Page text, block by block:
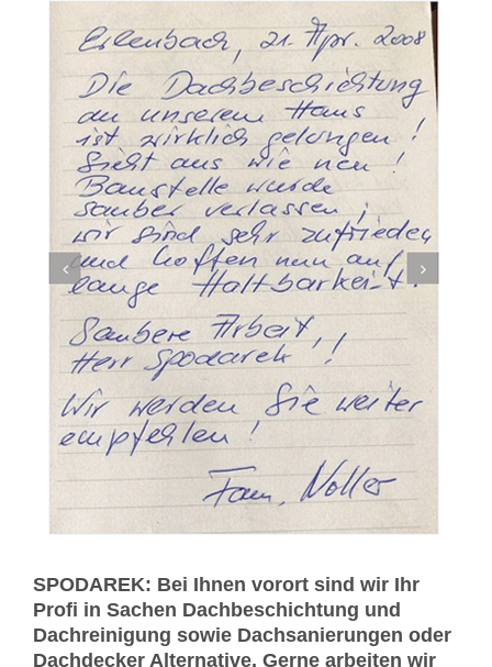
SPODAREK: Bei Ihnen vorort sind wir Ihr
Profi in Sachen Dachbeschichtung und
Dachreinigung sowie Dachsanierungen oder
Dachdecker Alternative. Gerne arbeiten wir